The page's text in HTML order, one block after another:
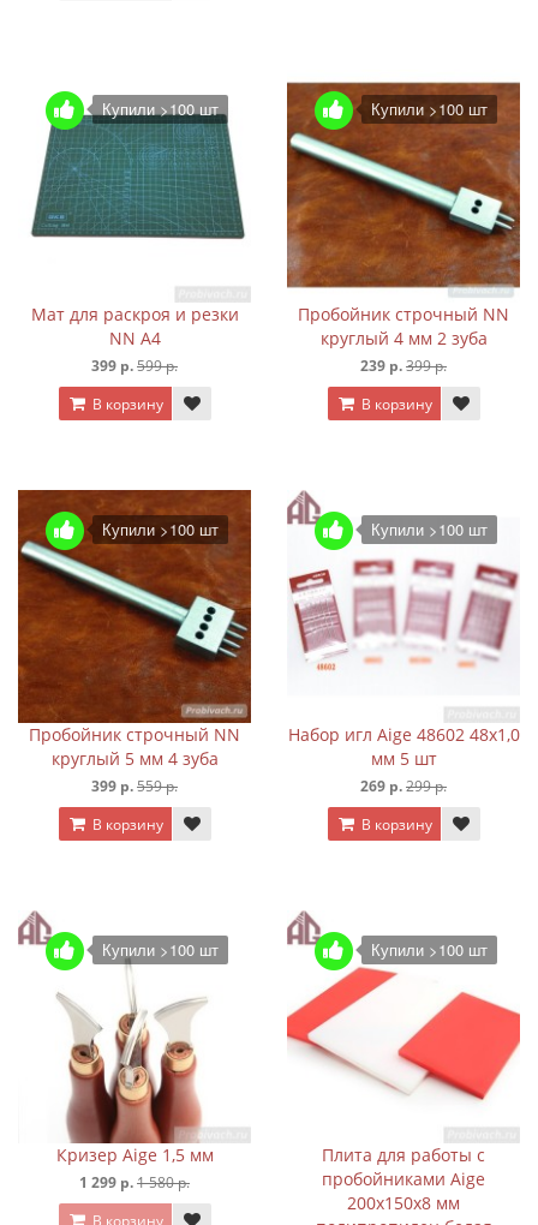
Купили >100 шт
Мат для раскроя и резки
NN А4
399 р.599 р.
В корзину
Купили >100 шт
Пробойник строчный NN
круглый 4 мм 2 зуба
239 р.399 р.
В корзину
Купили >100 шт
Пробойник строчный NN
круглый 5 мм 4 зуба
399 р.559 р.
В корзину
Купили >100 шт
Набор игл Aige 48602 48х1,0
мм 5 шт
269 р.299 р.
В корзину
Купили >100 шт
Кризер Aige 1,5 мм
1 299 р.1 580 р.
В корзину
Купили >100 шт
Плита для работы с
пробойниками Aige
200х150х8 мм